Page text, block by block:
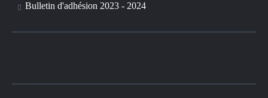
Bulletin d'adhésion 2023 - 2024